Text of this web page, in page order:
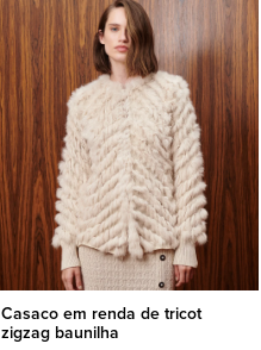
Casaco em renda de tricot
zigzag baunilha